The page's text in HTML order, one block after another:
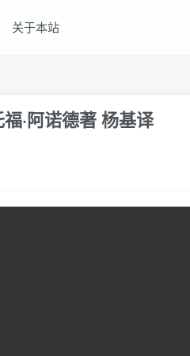
关于本站
·阿诺德著 杨基译